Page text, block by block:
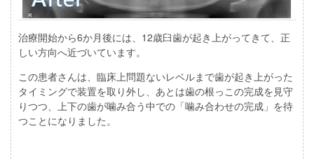
治療開始から6か月後には、12歳臼歯が起き上がってきて、正
しい方向へ近づいています。
この患者さんは、臨床上問題ないレベルまで歯が起き上がった
タイミングで装置を取り外し、あとは歯の根っこの完成を見守
りつつ、上下の歯が噛み合う中での「噛み合わせの完成」を待
つことになりました。